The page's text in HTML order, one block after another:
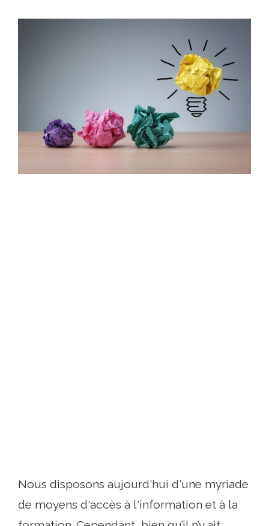
Nous disposons aujourd'hui d'une myriade
de moyens d'accès à l'information et à la